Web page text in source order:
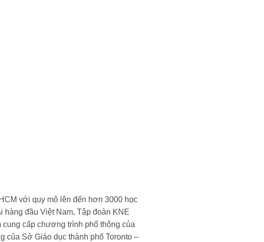
với quy mô lên đến hơn 3000 học
đầu Việt Nam, Tập đoàn KNE
cấp chương trình phổ thông của
của Sở Giáo dục thành phố Toronto –